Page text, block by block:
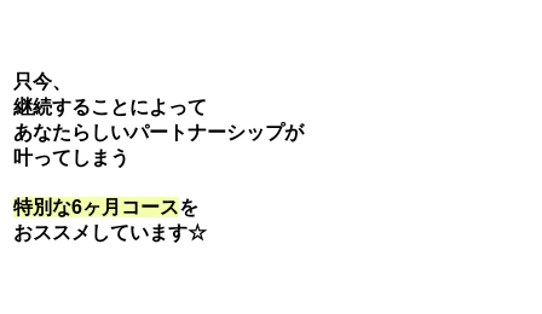
只今、
継続することによって
あなたらしいパートナーシップが
叶ってしまう
特別な6ヶ月コースを
おススメしています☆